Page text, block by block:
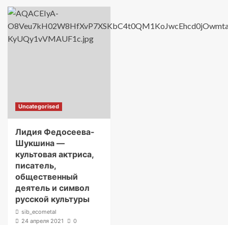
Uncategorised
Лидия Федосеева-
Шукшина —
культовая актриса,
писатель,
общественный
деятель и символ
русской культуры
sib_ecometal
24 апреля 2021
0